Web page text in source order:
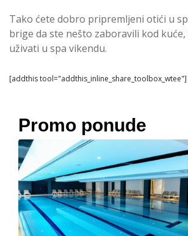
Tako ćete dobro pripremljeni otići u
brige da ste nešto zaboravili kod
uživati u spa vikendu.
[addthis tool="addthis_inline_share_toolbox_wtee"]
Promo ponude